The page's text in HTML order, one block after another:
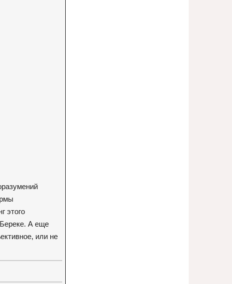
этого
Береке. А еще
или не